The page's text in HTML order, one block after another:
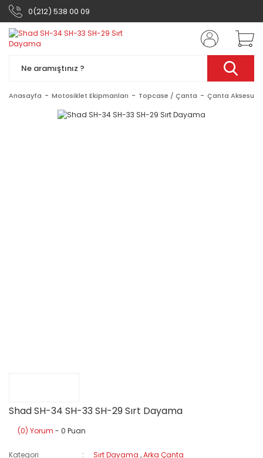
0(212) 538 00 09
Anasayfa Motosiklet Ekipmanları Topcase / Çanta Çanta Aksesuar
Shad SH-34 SH-33 SH-29 Sırt Dayama
(0) Yorum - 0 Puan
Kategori Sırt Dayama ,Arka Çanta